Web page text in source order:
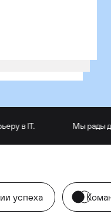
в IT. Мы рады
успеха